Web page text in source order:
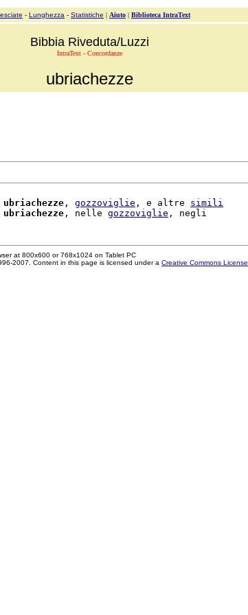
- Lunghezza - Statistiche | Aiuto | Biblioteca IntraText
Bibbia Riveduta/Luzzi
IntraText - Concordanze
ubriachezze
ubriachezze , gozzoviglie , e altre simili
ubriachezze , nelle gozzoviglie
at 800x600 or 768x1024 on Tablet PC
2007. Content in this page is licensed under a Creative Commons License